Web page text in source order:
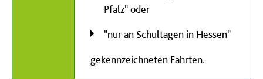
Pfalz" oder
"nur an Schultagen in Hessen"
gekennzeichneten Fahrten.